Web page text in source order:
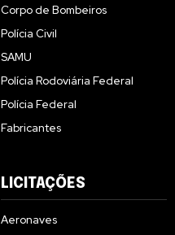
Corpo de Bombeiros
Polícia Civil
SAMU
Polícia Rodoviária Federal
Polícia Federal
Fabricantes
LICITAÇÕES
Aeronaves